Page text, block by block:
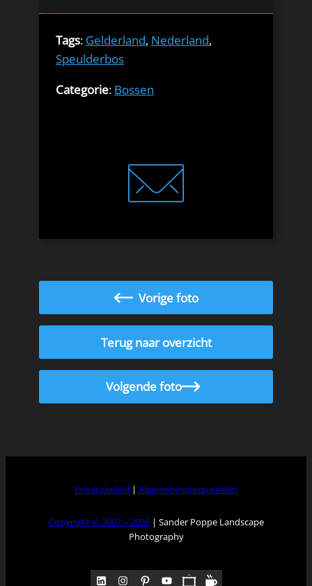
Tags: Gelderland, Nederland,
Speulderbos
Categorie: Bossen
Vorige foto
Terug naar overzicht
Volgende foto
Privacybeleid | Algemene voorwaarden
Copyright © 2007 – 2026| Sander Poppe Landscape
Photography
LinkedIn Instagram Pinterest YouTube Pocket Medium